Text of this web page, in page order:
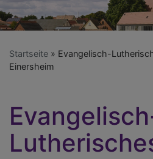
Startseite
Evangelisch-
Einersheim